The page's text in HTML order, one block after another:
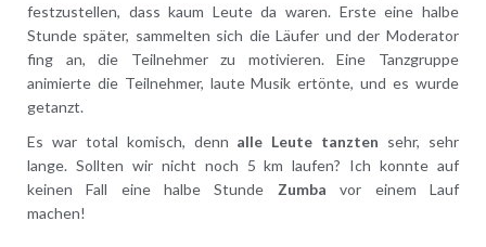
festzustellen, dass kaum Leute da waren. Erste eine halbe
Stunde später, sammelten sich die Läufer und der Moderator
fing an, die Teilnehmer zu motivieren. Eine Tanzgruppe
animierte die Teilnehmer, laute Musik ertönte, und es wurde
getanzt.
Es war total komisch, denn alle Leute tanzten sehr, sehr
lange. Sollten wir nicht noch 5 km laufen? Ich konnte auf
keinen Fall eine halbe Stunde Zumba vor einem Lauf
machen!